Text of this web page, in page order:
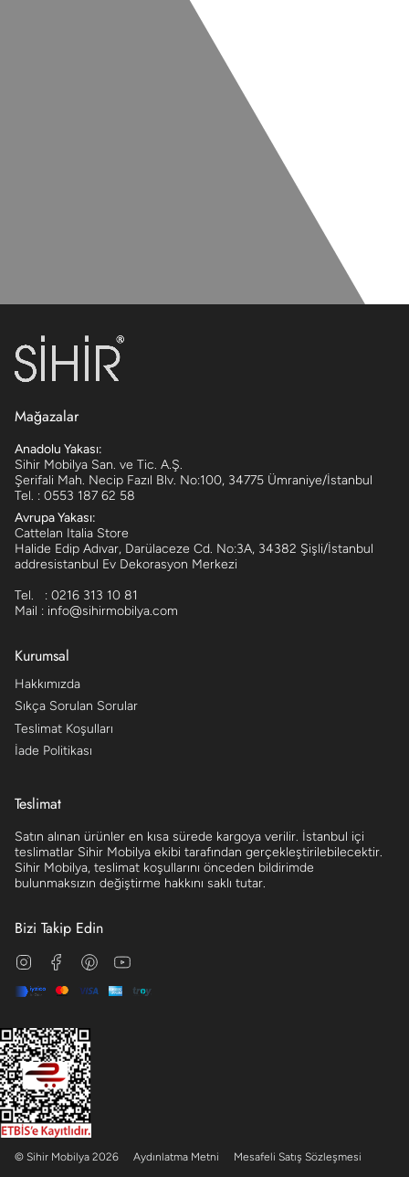
Mağazalar
Anadolu Yakası:
Sihir Mobilya San. ve Tic. A.Ş.
Şerifali Mah. Necip Fazıl Blv. No:100, 34775 Ümraniye/İstanbul
Tel. : 0553 187 62 58
Avrupa Yakası:
Cattelan Italia Store
Halide Edip Adıvar, Darülaceze Cd. No:3A, 34382 Şişli/İstanbul
addresistanbul Ev Dekorasyon Merkezi
Tel. : 0216 313 10 81
Mail : info@sihirmobilya.com
Kurumsal
Hakkımızda
Sıkça Sorulan Sorular
Teslimat Koşulları
İade Politikası
Teslimat
Satın alınan ürünler en kısa sürede kargoya verilir. İstanbul içi
teslimatlar Sihir Mobilya ekibi tarafından gerçekleştirilebilecektir.
Sihir Mobilya, teslimat koşullarını önceden bildirimde
bulunmaksızın değiştirme hakkını saklı tutar.
Bizi Takip Edin
InstagramFacebookPinterest
© Sihir Mobilya 2026 Aydınlatma Metni Mesafeli Satış Sözleşmesi